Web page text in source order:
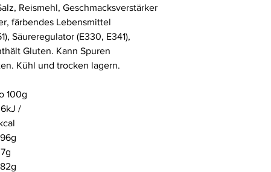
Reismehl, Geschmacksverstärker
färbendes Lebensmittel
Säureregulator (E330, E341),
Gluten. Kann Spuren
Kühl und trocken lagern.
100g
/